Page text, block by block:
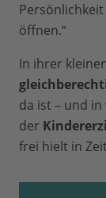
öffnen.“
In ihrer
da ist – und
der
frei hielt in